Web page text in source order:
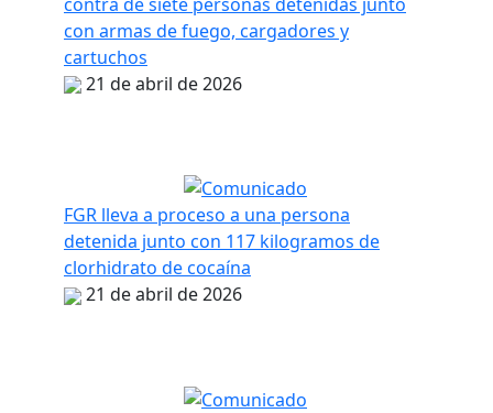
con armas de fuego, cargadores y
cartuchos
21 de abril de 2026
FGR lleva a proceso a una persona
detenida junto con 117 kilogramos de
clorhidrato de cocaína
21 de abril de 2026